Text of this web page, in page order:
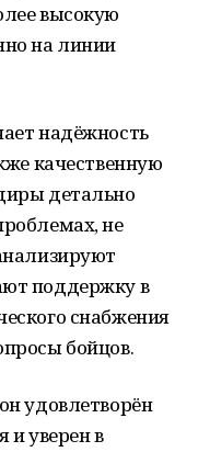
высокую
на линии
надёжность
качественную
детально
не
поддержку в
снабжения
бойцов.
удовлетворён
и уверен в